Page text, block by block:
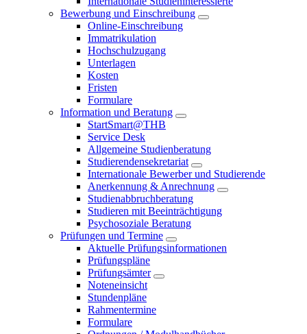
Bewerbung und Einschreibung
Online-Einschreibung
Immatrikulation
Hochschulzugang
Unterlagen
Kosten
Fristen
Formulare
Information und Beratung
StartSmart@THB
Service Desk
Allgemeine Studienberatung
Studierendensekretariat
Internationale Bewerber und Studierende
Anerkennung & Anrechnung
Studienabbruchberatung
Studieren mit Beeinträchtigung
Psychosoziale Beratung
Prüfungen und Termine
Aktuelle Prüfungsinformationen
Prüfungspläne
Prüfungsämter
Noteneinsicht
Stundenpläne
Rahmentermine
Formulare